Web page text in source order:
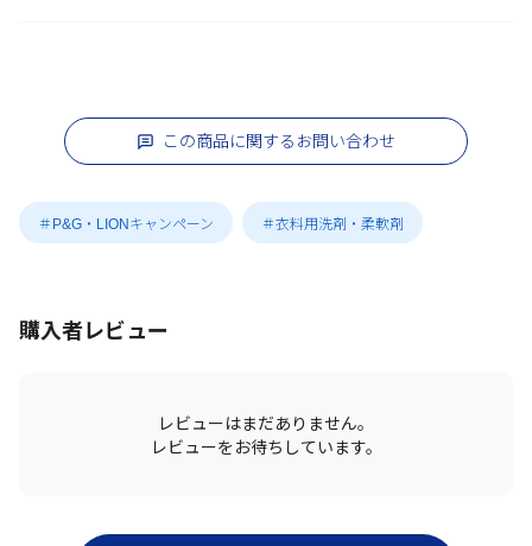
この商品に関するお問い合わせ
＃P&G・LIONキャンペーン ＃衣料用洗剤・柔軟剤
購入者レビュー
レビューはまだありません。
レビューをお待ちしています。